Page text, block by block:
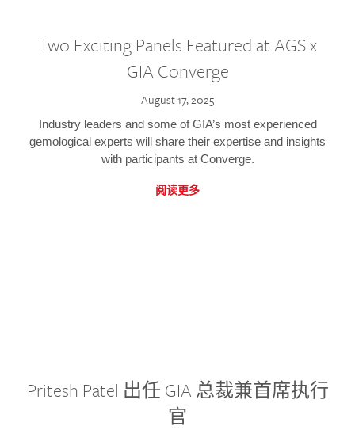
Two Exciting Panels Featured at AGS x
GIA Converge
August 17, 2025
Industry leaders and some of GIA’s most experienced
gemological experts will share their expertise and insights
with participants at Converge.
阅读更多
Pritesh Patel 出任 GIA 总裁兼首席执行
官